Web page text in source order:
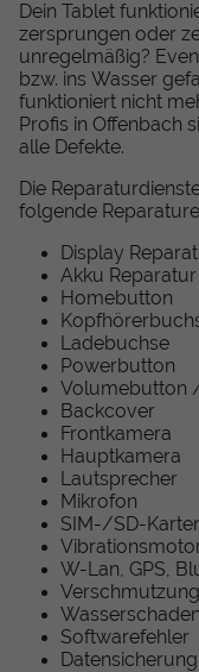
Dein Tablet
zersprungen oder
unregelmäßig?
bzw. ins Wasser
funktioniert nicht
Profis in Offenbach
alle Defekte.
Die
folgende
Display
Akku
Homebutton
Ladebuchse
Powerbutton
Volumebutton
Backcover
Frontkamera
Hauptkamera
Lautsprecher
Mikrofon
SIM-/SD-
W-Lan, GPS,
Verschmutzung
Wasserschaden
Softwarefehler
Datensicherung